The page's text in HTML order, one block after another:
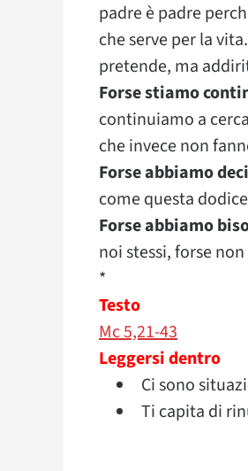
padre è padre
che serve per la
pretende, ma
Forse stiamo
continuiamo a
che invece non
Forse abbiamo
come questa
Forse abbiamo
noi stessi, forse
*
Testo
Mc 5,21-43
Leggersi dentro
Ci sono
Ti capita di